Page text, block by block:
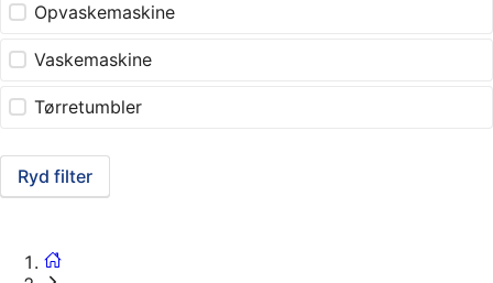
Opvaskemaskine
Vaskemaskine
Tørretumbler
Ryd filter